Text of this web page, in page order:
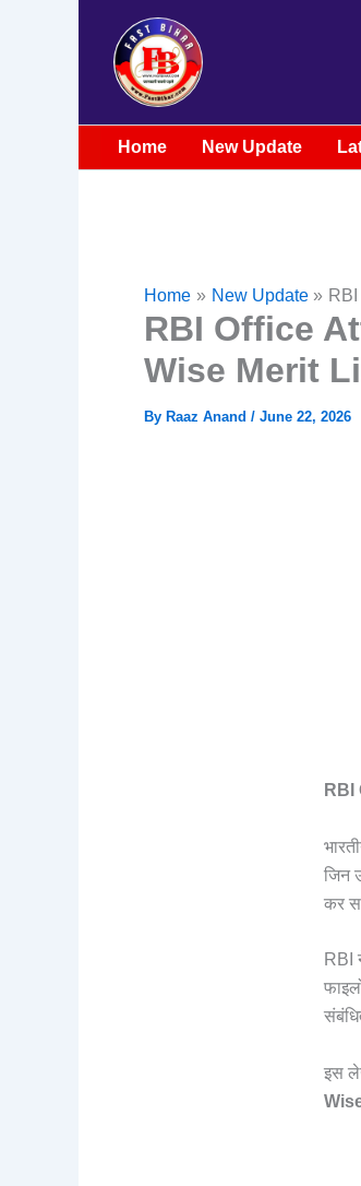
Home New Update
Home New Update
RBI Office
Wise Merit
By Raaz Anand / June 22, 2026
RBI
जिन
कर
RBI
इस